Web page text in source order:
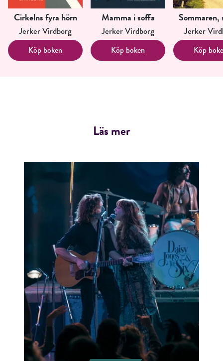
Jag accepterar villkoren.
RÖSTA
ÅNGRA OCH STÄNG
Cirkelns fyra hörn
Jerker Virdborg
Köp boken
Mamma i soffa
Jerker Virdborg
Köp boken
Sommaren,
Jerker
Köp
Läs mer